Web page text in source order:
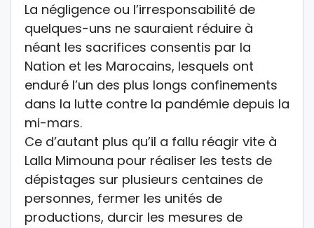
La négligence ou l’irresponsabilité de
quelques-uns ne sauraient réduire à
néant les sacrifices consentis par la
Nation et les Marocains, lesquels ont
enduré l’un des plus longs confinements
dans la lutte contre la pandémie depuis la
mi-mars.
Ce d’autant plus qu’il a fallu réagir vite à
Lalla Mimouna pour réaliser les tests de
dépistages sur plusieurs centaines de
personnes, fermer les unités de
productions, durcir les mesures de